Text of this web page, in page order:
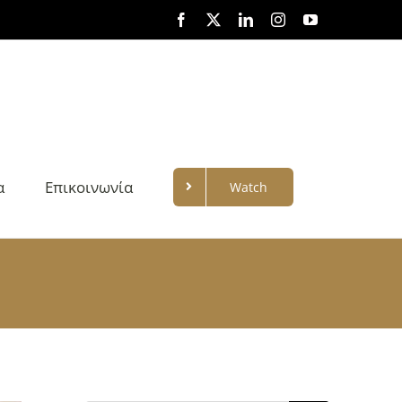
Facebook LinkedInInstagramYouTube
Επικοινωνία Watch